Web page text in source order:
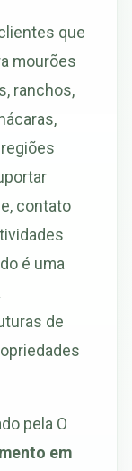
que
mourões
ranchos,
contato
é uma
de
pela O
em